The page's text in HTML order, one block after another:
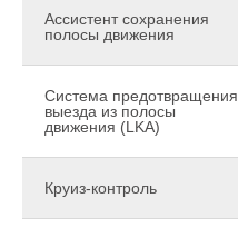
Ассистент сохранения
полосы движения
Система предотвращения
выезда из полосы
движения (LKA)
Круиз-контроль